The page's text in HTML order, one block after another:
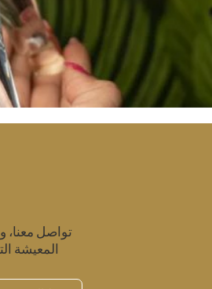
تواصل معنا،
المعيشة